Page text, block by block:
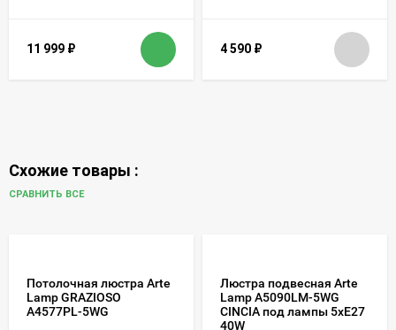
11 999 ₽ 4 590 ₽
Схожие товары :
СРАВНИТЬ ВСЕ
Потолочная люстра Arte
Lamp GRAZIOSO
A4577PL-5WG
Люстра подвесная Arte
Lamp A5090LM-5WG
CINCIA под лампы 5xE27
40W